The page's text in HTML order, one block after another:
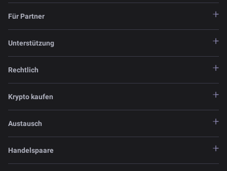
Für Partner
Unterstützung
Rechtlich
Krypto kaufen
Austausch
Handelspaare